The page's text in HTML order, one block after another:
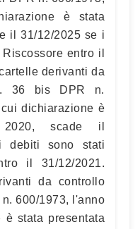
è stata
il 31/12/2025 se i
entro il
derivanti da
36 bis DPR n.
dichiarazione è
scade il
debiti sono stati
il 31/12/2021.
da controllo
600/1973, l'anno
stata presentata